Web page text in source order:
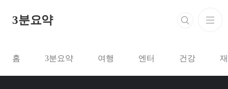
3분요약
홈 3분요약 여행 엔터 건강